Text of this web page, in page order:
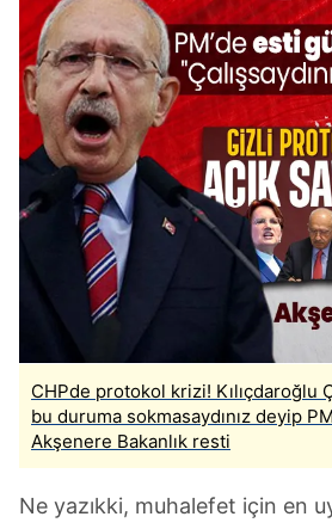
CHPde protokol krizi! Kılıçdaroğlu
bu duruma sokmasaydınız deyip
Akşenere Bakanlık resti
Ne yazıkki, muhalefet için en